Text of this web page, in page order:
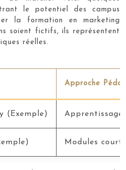
le potentiel des campus
la formation en marketing
soient fictifs, ils représentent
réelles.
Approche
(Exemple) Apprentissage
Modules